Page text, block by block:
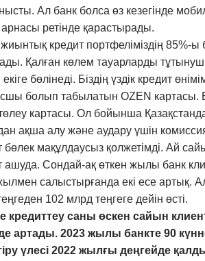
Ал банк болса өз кезегінде
арнасы ретінде қарастырады.
жиынтық кредит портфеліміздің
Қалған көлем тауарларды
бөлінеді. Біздің үздік кредит
болып табылатын OZEN картасы.
картасы. Ол бойынша
ақша алу және аудару үшін
бөлек мақұлдаусыз қолжетімді. Ай
ашуда. Сондай-ақ өткен жылы банк
салыстырғанда екі есе артық.
102 млрд теңгеге дейін өсті.
кредиттеу саны өскен сайын
де артады. 2023 жылы банкте 90
үлесі 2022 жылғы деңгейде